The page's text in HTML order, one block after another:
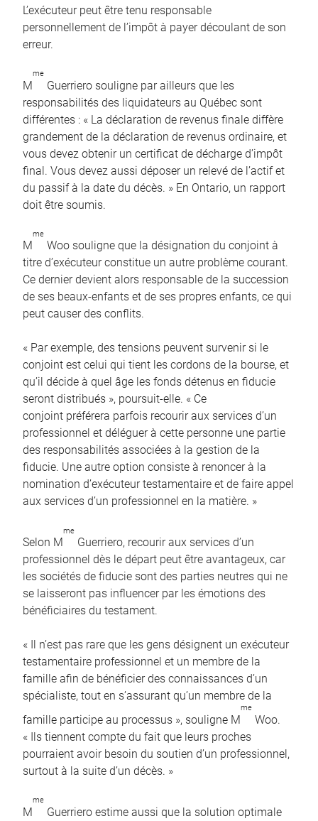
L’exécuteur peut être tenu responsable
personnellement de l’impôt à payer découlant de son
erreur.
M
me
Guerriero souligne par ailleurs que les
responsabilités des liquidateurs au Québec sont
différentes : « La déclaration de revenus finale diffère
grandement de la déclaration de revenus ordinaire, et
vous devez obtenir un certificat de décharge d’impôt
final. Vous devez aussi déposer un relevé de l’actif et
du passif à la date du décès. » En Ontario, un rapport
doit être soumis.
M
me
Woo souligne que la désignation du conjoint à
titre d’exécuteur constitue un autre problème courant.
Ce dernier devient alors responsable de la succession
de ses beaux-enfants et de ses propres enfants, ce qui
peut causer des conflits.
« Par exemple, des tensions peuvent survenir si le
conjoint est celui qui tient les cordons de la bourse, et
qu’il décide à quel âge les fonds détenus en fiducie
seront distribués », poursuit-elle. « Ce
conjoint préférera parfois recourir aux services d’un
professionnel et déléguer à cette personne une partie
des responsabilités associées à la gestion de la
fiducie. Une autre option consiste à renoncer à la
nomination d’exécuteur testamentaire et de faire appel
aux services d’un professionnel en la matière. »
Selon M
me
Guerriero, recourir aux services d’un
professionnel dès le départ peut être avantageux, car
les sociétés de fiducie sont des parties neutres qui ne
se laisseront pas influencer par les émotions des
bénéficiaires du testament.
« Il n’est pas rare que les gens désignent un exécuteur
testamentaire professionnel et un membre de la
famille afin de bénéficier des connaissances d’un
spécialiste, tout en s’assurant qu’un membre de la
famille participe au processus », souligne M
me
Woo.
« Ils tiennent compte du fait que leurs proches
pourraient avoir besoin du soutien d’un professionnel,
surtout à la suite d’un décès. »
M
me
Guerriero estime aussi que la solution optimale